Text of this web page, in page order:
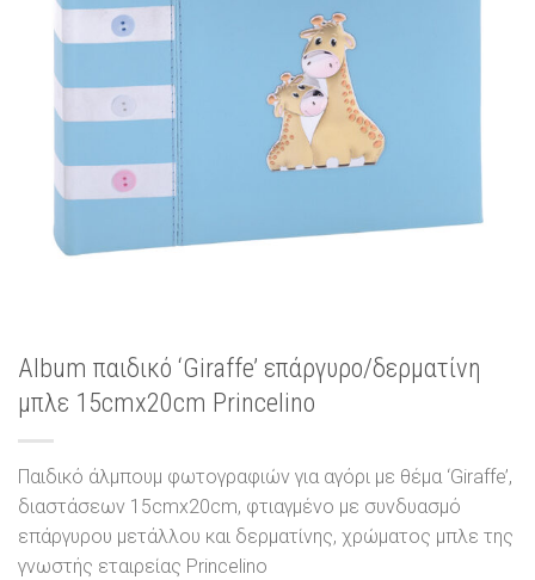
Album παιδικό ‘Giraffe’ επάργυρο/δερματίνη
μπλε 15cmx20cm Princelino
Παιδικό άλμπουμ φωτογραφιών για αγόρι με θέμα ‘Giraffe’,
διαστάσεων 15cmx20cm, φτιαγμένο με συνδυασμό
επάργυρου μετάλλου και δερματίνης, χρώματος μπλε της
γνωστής εταιρείας Princelino